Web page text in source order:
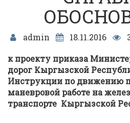
admin 18.11.2016
к проекту приказа
дорог Кыргызской
Инструкции по движению
маневровой работе на
транспорте Кыргызской